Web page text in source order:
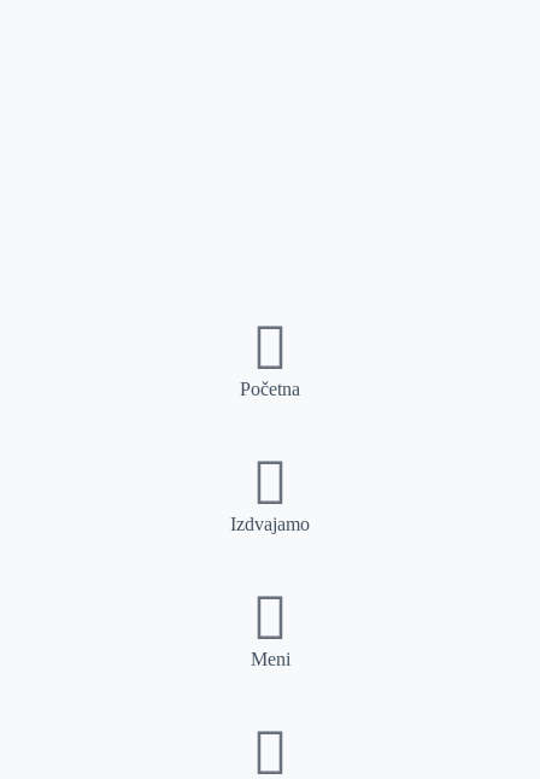
Početna
Izdvajamo
Meni